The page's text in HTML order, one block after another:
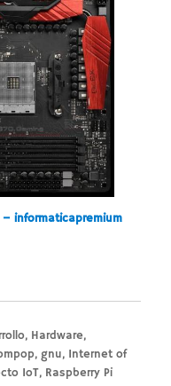
informaticapremium
, Hardware,
,gnu, Internet of
IoT, Raspberry Pi